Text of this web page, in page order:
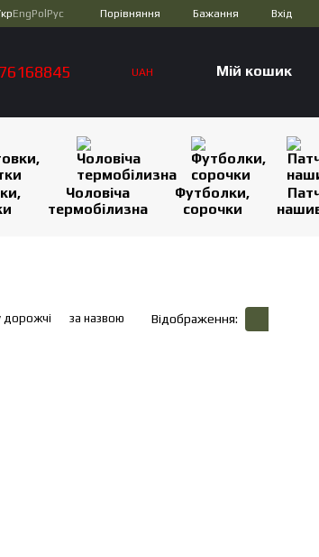
EngPol Рус Порівняння Бажання Вхід
UAH Мій кошик
Чоловіча
термобілизна
Футболки,
сорочки
дорожчі за назвою Відображення: